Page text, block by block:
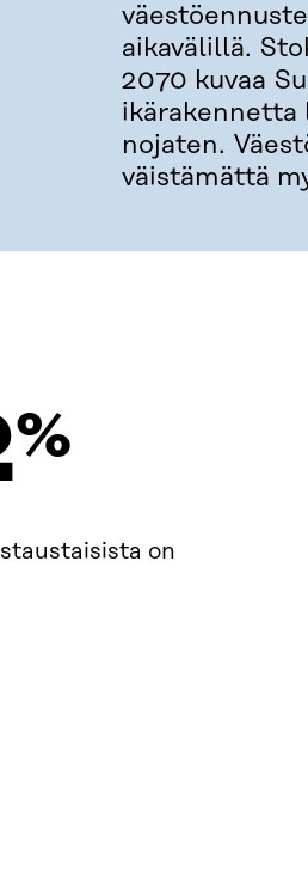
aikavälillä.
2070 kuvaa
ikärakennetta
nojaten.
väistämättä
%
on